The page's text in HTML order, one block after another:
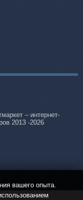
– интернет-
2013 -2026
вашего опыта.